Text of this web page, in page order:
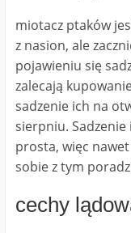
miotacz ptaków
z nasion, ale
pojawieniu się
zalecają
sadzenie ich na
sierpniu.
prosta, więc
sobie z tym
cechy